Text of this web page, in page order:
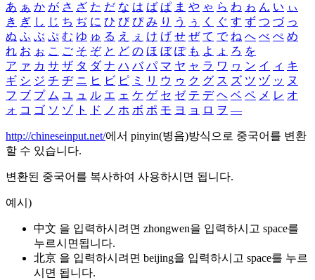
あ ぁ か が さ ざ た だ な は ば ぱ ま や ゃ ら わ ゎ ん い ぃ
き ぎ し じ ち ぢ に ひ び ぴ み り う ぅ く ぐ す ず つ づ っ
ぬ ふ ぶ ぷ む ゆ ゅ る え ぇ け げ せ ぜ て で ね へ べ ぺ め
れ お ぉ こ ご そ ぞ と ど の ほ ぼ ぽ も よ ょ ろ を
ア ァ カ サ ザ タ ダ ナ ハ バ パ マ ヤ ャ ラ ワ ヮ ン イ ィ キ
ギ シ ジ チ ヂ ニ ヒ ビ ピ ミ リ ウ ゥ ク グ ス ズ ツ ヅ ッ ヌ
フ ブ プ ム ユ ュ ル エ ェ ケ ゲ セ ゼ テ デ ヘ ベ ペ メ レ オ
ォ コ ゴ ソ ゾ ト ド ノ ホ ボ ポ モ ヨ ョ ロ ヲ ―
http://chineseinput.net/에서 pinyin(병음)방식으로 중국어를 변환
할 수 있습니다.
변환된 중국어를 복사하여 사용하시면 됩니다.
예시)
中文 을 입력하시려면 zhongwen을 입력하시고 space를
누르시면됩니다.
北京 을 입력하시려면 beijing을 입력하시고 space를 누르
시면 됩니다.